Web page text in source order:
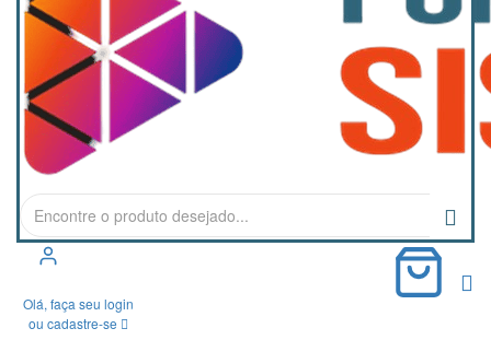
Olá, faça seu login
ou cadastre-se